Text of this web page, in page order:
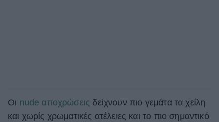
Οι nude αποχρώσεις δείχνουν πιο γεμάτα τα χείλη
και χωρίς χρωματικές ατέλειες και το πιο σημαντικό